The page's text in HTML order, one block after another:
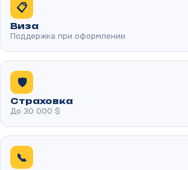
📋
Виза
Поддержка при оформлении
🛡️
Страховка
До 30 000 $
📞